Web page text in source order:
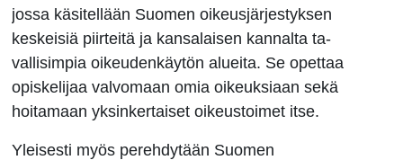
jossa käsitellään Suomen oikeusjärjestyksen
keskeisiä piirteitä ja kan­sa­laisen kannalta ta­
vallisimpia oikeudenkäytön alueita. Se opettaa
opiskelijaa valvomaan omia oikeuksiaan sekä
hoitamaan yksinkertaiset oikeustoimet itse.
Yleisesti myös perehdytään Suomen